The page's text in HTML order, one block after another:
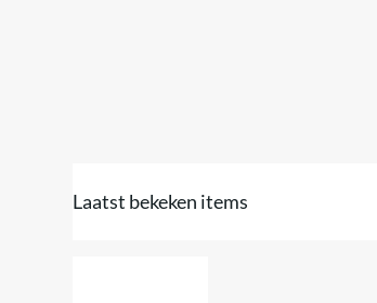
Laatst bekeken items